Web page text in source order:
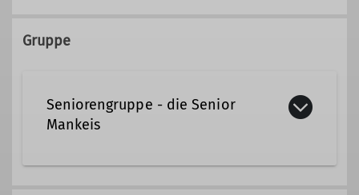
Ämter
Gruppe
Seniorengruppe - die Senior
Mankeis